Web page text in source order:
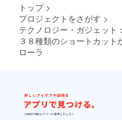
トップ >
プロジェクトをさがす >
テクノロジー・ガジェット
３８種類のショートカット
ローラ